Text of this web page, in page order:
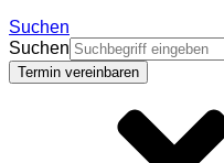
Suchen
Suchen
Termin vereinbaren